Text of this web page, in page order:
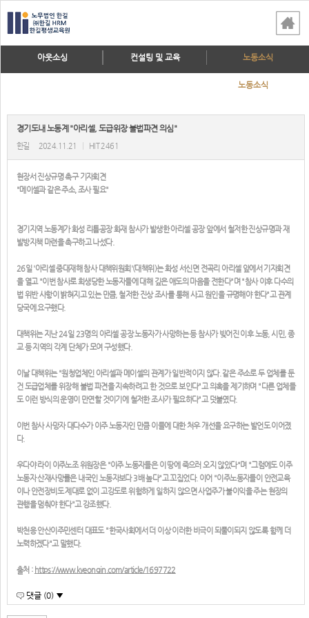
아웃소싱 컨설팅 및 교육 노동소식
노동소식
경기도내 노동계 "아리셀, 도급위장 불법파견 의심"
한길 2024.11.21 HIT 2461
현장서 진상규명 촉구 기자회견
"메이셀과 같은 주소, 조사 필요"
경기지역 노동계가 화성 리튬공장 화재 참사가 발생한 아리셀 공장 앞에서 철저한 진상규명과 재
발방지책 마련을 촉구하고 나섰다.
26일 '아리셀 중대재해 참사 대책위원회'(대책위)는 화성 서신면 전곡리 아리셀 앞에서 기자회견
을 열고 "이번 참사로 희생당한 노동자들에 대해 깊은 애도의 마음을 전한다"며 "참사 이후 다수의
법 위반 사항이 밝혀지고 있는 만큼, 철저한 진상 조사를 통해 사고 원인을 규명해야 한다"고 관계
당국에 요구했다.
대책위는 지난 24일 23명의 아리셀 공장 노동자가 사망하는 등 참사가 빚어진 이후 노동, 시민, 종
교 등 지역의 각계 단체가 모여 구성했다.
이날 대책위는 "원청업체인 아리셀과 메이셀의 관계가 일반적이지 않다. 같은 주소로 두 업체를 둔
건 도급업체를 위장해 불법 파견을 지속하려고 한 것으로 보인다"고 의혹을 제기하며 "다른 업체들
도 이런 방식의 운영이 만연할 것이기에 철저한 조사가 필요하다"고 덧붙였다.
이번 참사 사망자 대다수가 이주 노동자인 만큼 이들에 대한 처우 개선을 요구하는 발언도 이어졌
다.
우다야 라이 이주노조 위원장은 "이주 노동자들은 이 땅에 죽으러 오지 않았다"며 "그럼에도 이주
노동자 산재사망률은 내국인 노동자보다 3배 높다"고 꼬집었다. 이어 "이주노동자들이 안전교육
이나 안전장비도 제대로 없이 고강도로 위험하게 일하지 않으면 사업주가 불이익을 주는 현장의
관행을 멈춰야 한다"고 강조했다.
박천응 안산이주민센터 대표도 "한국사회에서 더 이상 이러한 비극이 되풀이되지 않도록 함께 더
노력하겠다"고 말했다.
출처 : https://www.kyeongin.com/article/1697722
댓글 (0) ▼